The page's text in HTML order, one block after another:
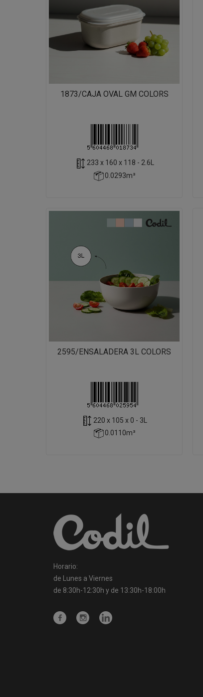
1873/CAJA OVAL GM COLORS
233 x 160 x 118 - 2.6L
0.0293m³
2595/ENSALADERA 3L COLORS
220 x 105 x 0 - 3L
0.0110m³
Horario:
de Lunes a Viernes
de 8:30h-12:30h y de 13:30h-18:00h